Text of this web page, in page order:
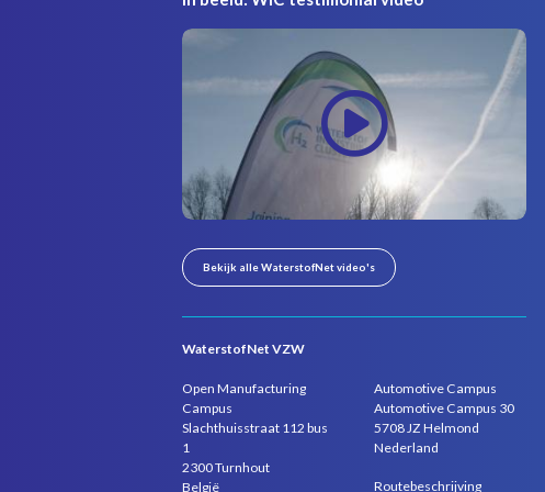
Bekijk alle WaterstofNet video's
WaterstofNet VZW
Open Manufacturing
Campus
Slachthuisstraat 112 bus
1
2300 Turnhout
België
Automotive Campus
Automotive Campus 30
5708 JZ Helmond
Nederland
Routebeschrijving